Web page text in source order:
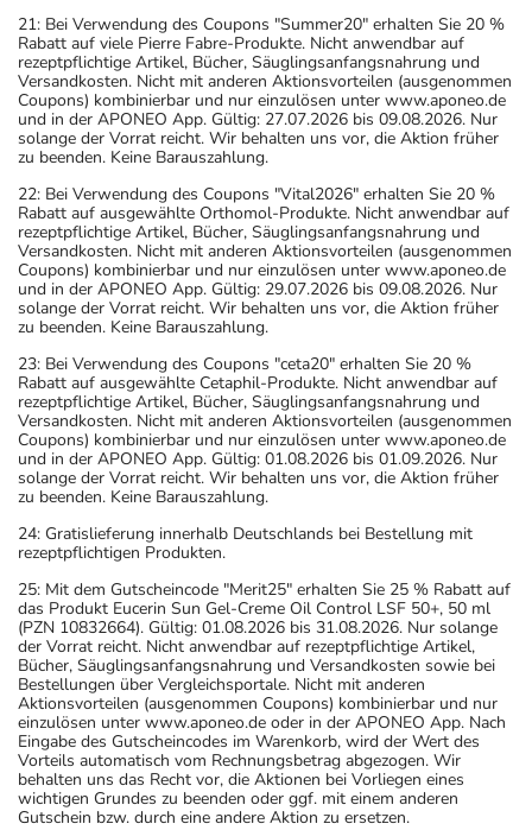
21: Bei Verwendung des Coupons "Summer20" erhalten Sie 20 %
Rabatt auf viele Pierre Fabre-Produkte. Nicht anwendbar auf
rezeptpflichtige Artikel, Bücher, Säuglingsanfangsnahrung und
Versandkosten. Nicht mit anderen Aktionsvorteilen (ausgenommen
Coupons) kombinierbar und nur einzulösen unter www.aponeo.de
und in der APONEO App. Gültig: 27.07.2026 bis 09.08.2026. Nur
solange der Vorrat reicht. Wir behalten uns vor, die Aktion früher
zu beenden. Keine Barauszahlung.
22: Bei Verwendung des Coupons "Vital2026" erhalten Sie 20 %
Rabatt auf ausgewählte Orthomol-Produkte. Nicht anwendbar auf
rezeptpflichtige Artikel, Bücher, Säuglingsanfangsnahrung und
Versandkosten. Nicht mit anderen Aktionsvorteilen (ausgenommen
Coupons) kombinierbar und nur einzulösen unter www.aponeo.de
und in der APONEO App. Gültig: 29.07.2026 bis 09.08.2026. Nur
solange der Vorrat reicht. Wir behalten uns vor, die Aktion früher
zu beenden. Keine Barauszahlung.
23: Bei Verwendung des Coupons "ceta20" erhalten Sie 20 %
Rabatt auf ausgewählte Cetaphil-Produkte. Nicht anwendbar auf
rezeptpflichtige Artikel, Bücher, Säuglingsanfangsnahrung und
Versandkosten. Nicht mit anderen Aktionsvorteilen (ausgenommen
Coupons) kombinierbar und nur einzulösen unter www.aponeo.de
und in der APONEO App. Gültig: 01.08.2026 bis 01.09.2026. Nur
solange der Vorrat reicht. Wir behalten uns vor, die Aktion früher
zu beenden. Keine Barauszahlung.
24: Gratislieferung innerhalb Deutschlands bei Bestellung mit
rezeptpflichtigen Produkten.
25: Mit dem Gutscheincode "Merit25" erhalten Sie 25 % Rabatt auf
das Produkt Eucerin Sun Gel-Creme Oil Control LSF 50+, 50 ml
(PZN 10832664). Gültig: 01.08.2026 bis 31.08.2026. Nur solange
der Vorrat reicht. Nicht anwendbar auf rezeptpflichtige Artikel,
Bücher, Säuglingsanfangsnahrung und Versandkosten sowie bei
Bestellungen über Vergleichsportale. Nicht mit anderen
Aktionsvorteilen (ausgenommen Coupons) kombinierbar und nur
einzulösen unter www.aponeo.de oder in der APONEO App. Nach
Eingabe des Gutscheincodes im Warenkorb, wird der Wert des
Vorteils automatisch vom Rechnungsbetrag abgezogen. Wir
behalten uns das Recht vor, die Aktionen bei Vorliegen eines
wichtigen Grundes zu beenden oder ggf. mit einem anderen
Gutschein bzw. durch eine andere Aktion zu ersetzen.